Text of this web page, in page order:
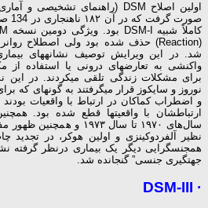
شد. در این ویرایش توصیف نشانه­های بیماری
واکنشی به تعارض­های درونی یا استفاده از
برای مشکلات زندگی تلقی می­کردند. در این
نوروز و سایکوز قرار می­گرفتند به گونه­ای که
و اضطراب کماکان در ارتباط با واقعیات
ارتباطشان با واقعیت­ها قطع شده بود.
سال‌های ۱۹۷۰ تا سال
همجنس­گرایی دیگر یک بیماری درنظر گرفته
جهت­گیری جنسی” گنجانده شد.
· DSM-III